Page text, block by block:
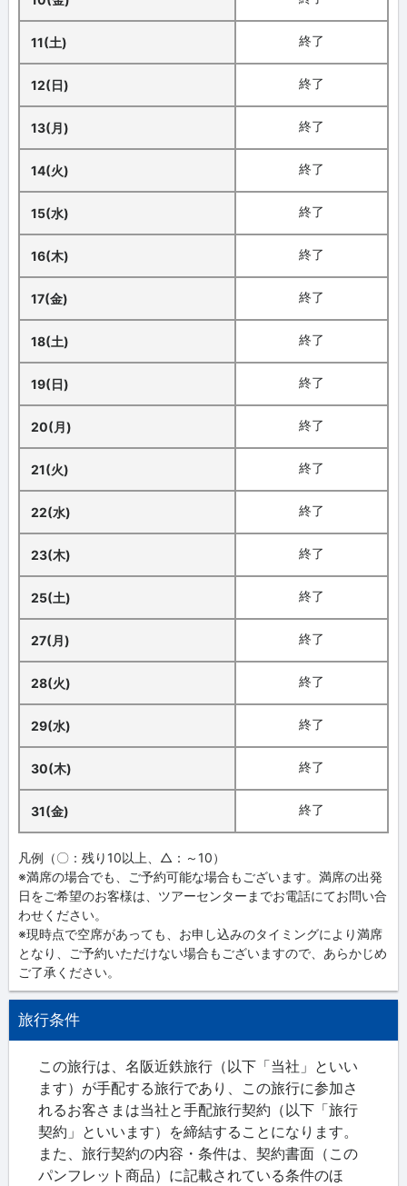
11(土) 終了
12(日) 終了
13(月) 終了
14(火) 終了
15(水) 終了
16(木) 終了
17(金) 終了
18(土) 終了
19(日) 終了
20(月) 終了
21(火) 終了
22(水) 終了
23(木) 終了
25(土) 終了
27(月) 終了
28(火) 終了
29(水) 終了
30(木) 終了
31(金) 終了
凡例（〇：残り10以上、△：～10）
※満席の場合でも、ご予約可能な場合もございます。満席の出発
日をご希望のお客様は、ツアーセンターまでお電話にてお問い合
わせください。
※現時点で空席があっても、お申し込みのタイミングにより満席
となり、ご予約いただけない場合もございますので、あらかじめ
ご了承ください。
旅行条件
この旅行は、名阪近鉄旅行（以下「当社」といい
ます）が手配する旅行であり、この旅行に参加さ
れるお客さまは当社と手配旅行契約（以下「旅行
契約」といいます）を締結することになります。
また、旅行契約の内容・条件は、契約書面（この
パンフレット商品）に記載されている条件のほ